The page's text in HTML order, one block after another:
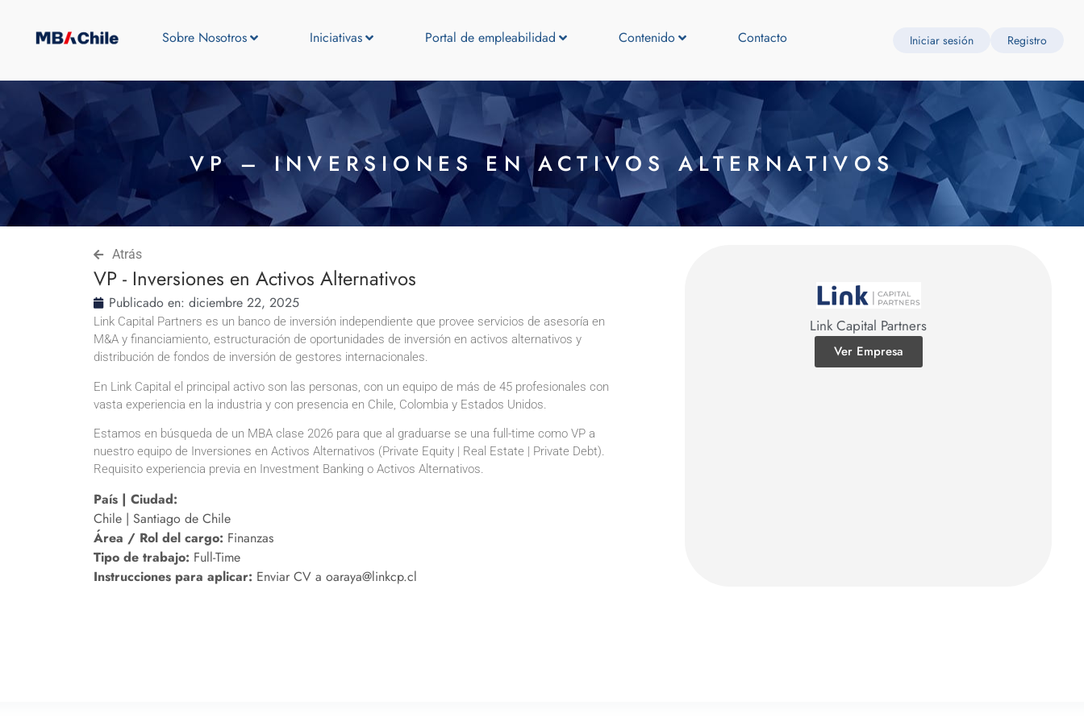
Sobre Nosotros Iniciativas Portal de empleabilidad Contenido Contacto Iniciar sesión Registro
VP – INVERSIONES EN ACTIVOS ALTERNATIVOS
Atrás
VP - Inversiones en Activos Alternativos
Publicado en: diciembre 22, 2025
Link Capital Partners es un banco de inversión independiente que provee servicios de asesoría en
M&A y financiamiento, estructuración de oportunidades de inversión en activos alternativos y
distribución de fondos de inversión de gestores internacionales.
En Link Capital el principal activo son las personas, con un equipo de más de 45 profesionales con
vasta experiencia en la industria y con presencia en Chile, Colombia y Estados Unidos.
Estamos en búsqueda de un MBA clase 2026 para que al graduarse se una full-time como VP a
nuestro equipo de Inversiones en Activos Alternativos (Private Equity | Real Estate | Private Debt).
Requisito experiencia previa en Investment Banking o Activos Alternativos.
País | Ciudad:
Chile | Santiago de Chile
Área / Rol del cargo: Finanzas
Tipo de trabajo: Full-Time
Instrucciones para aplicar: Enviar CV a oaraya@linkcp.cl
Link Capital Partners
Ver Empresa